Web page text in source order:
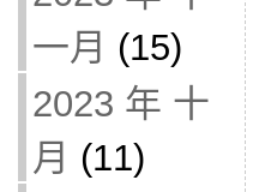
一月 (15)
2023 年 十
月 (11)